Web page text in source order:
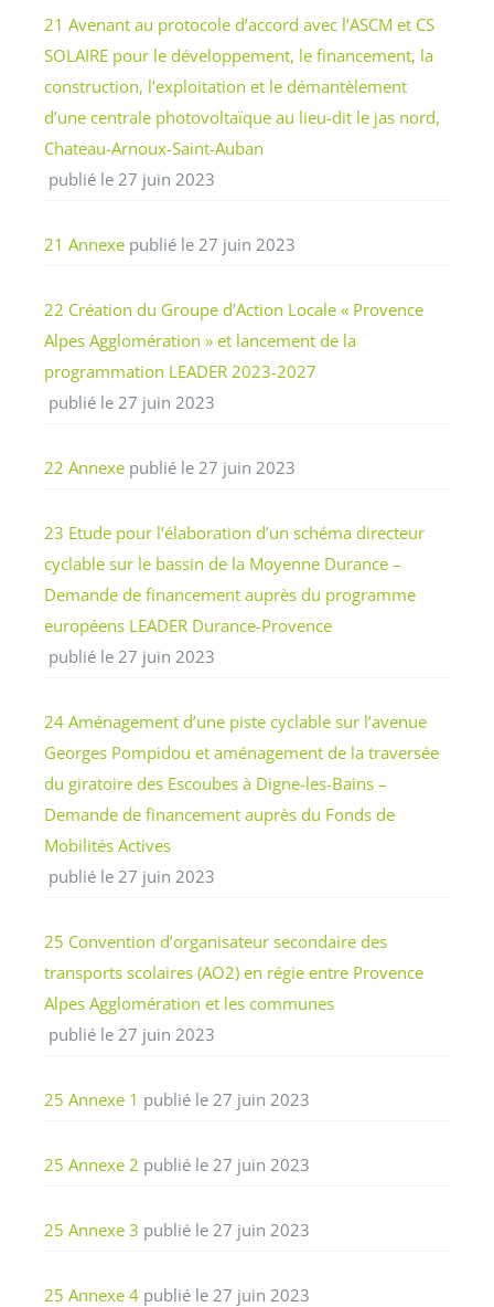
21 Avenant au protocole d’accord avec l’ASCM et CS
SOLAIRE pour le développement, le financement, la
construction, l’exploitation et le démantèlement
d’une centrale photovoltaïque au lieu-dit le jas nord,
Chateau-Arnoux-Saint-Auban
publié le 27 juin 2023
21 Annexe publié le 27 juin 2023
22 Création du Groupe d’Action Locale « Provence
Alpes Agglomération » et lancement de la
programmation LEADER 2023-2027
publié le 27 juin 2023
22 Annexe publié le 27 juin 2023
23 Etude pour l’élaboration d’un schéma directeur
cyclable sur le bassin de la Moyenne Durance –
Demande de financement auprès du programme
européens LEADER Durance-Provence
publié le 27 juin 2023
24 Aménagement d’une piste cyclable sur l’avenue
Georges Pompidou et aménagement de la traversée
du giratoire des Escoubes à Digne-les-Bains –
Demande de financement auprès du Fonds de
Mobilités Actives
publié le 27 juin 2023
25 Convention d’organisateur secondaire des
transports scolaires (AO2) en régie entre Provence
Alpes Agglomération et les communes
publié le 27 juin 2023
25 Annexe 1 publié le 27 juin 2023
25 Annexe 2 publié le 27 juin 2023
25 Annexe 3 publié le 27 juin 2023
25 Annexe 4 publié le 27 juin 2023